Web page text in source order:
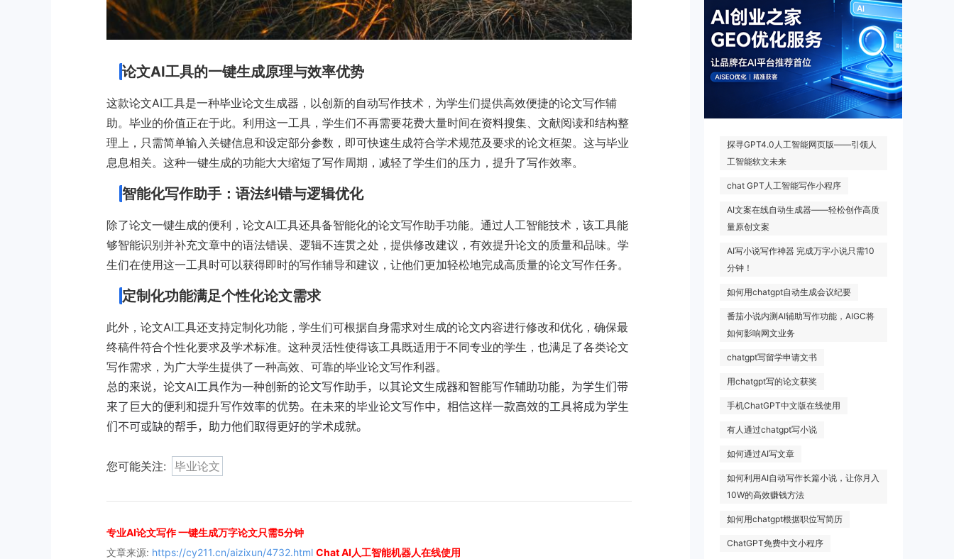
探寻GPT4.0人工智能网页版——引领人
工智能软文未来
chat GPT人工智能写作小程序
AI文案在线自动生成器——轻松创作高质
量原创文案
AI写小说写作神器 完成万字小说只需10
分钟！
如何用chatgpt自动生成会议纪要
番茄小说内测AI辅助写作功能，AIGC将
如何影响网文业务
chatgpt写留学申请文书
用chatgpt写的论文获奖
手机ChatGPT中文版在线使用
有人通过chatgpt写小说
如何通过AI写文章
如何利用AI自动写作长篇小说，让你月入
10W的高效赚钱方法
如何用chatgpt根据职位写简历
ChatGPT免费中文小程序
论文AI工具的一键生成原理与效率优势
这款论文AI工具是一种毕业论文生成器，以创新的自动写作技术，为学生们提供高效便捷的论文写作辅
助。毕业的价值正在于此。利用这一工具，学生们不再需要花费大量时间在资料搜集、文献阅读和结构整
理上，只需简单输入关键信息和设定部分参数，即可快速生成符合学术规范及要求的论文框架。这与毕业
息息相关。这种一键生成的功能大大缩短了写作周期，减轻了学生们的压力，提升了写作效率。
智能化写作助手：语法纠错与逻辑优化
除了论文一键生成的便利，论文AI工具还具备智能化的论文写作助手功能。通过人工智能技术，该工具能
够智能识别并补充文章中的语法错误、逻辑不连贯之处，提供修改建议，有效提升论文的质量和品味。学
生们在使用这一工具时可以获得即时的写作辅导和建议，让他们更加轻松地完成高质量的论文写作任务。
定制化功能满足个性化论文需求
此外，论文AI工具还支持定制化功能，学生们可根据自身需求对生成的论文内容进行修改和优化，确保最
终稿件符合个性化要求及学术标准。这种灵活性使得该工具既适用于不同专业的学生，也满足了各类论文
写作需求，为广大学生提供了一种高效、可靠的毕业论文写作利器。
总的来说，论文AI工具作为一种创新的论文写作助手，以其论文生成器和智能写作辅助功能，为学生们带
来了巨大的便利和提升写作效率的优势。在未来的毕业论文写作中，相信这样一款高效的工具将成为学生
们不可或缺的帮手，助力他们取得更好的学术成就。
您可能关注: 毕业论文
专业AI论文写作 一键生成万字论文只需5分钟
文章来源: https://cy211.cn/aizixun/4732.html Chat AI人工智能机器人在线使用